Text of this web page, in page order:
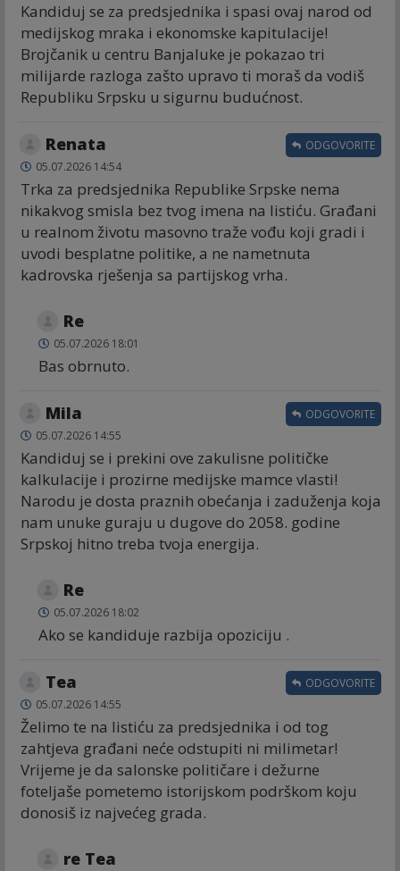
Kandiduj se za predsjednika i spasi ovaj narod od
medijskog mraka i ekonomske kapitulacije!
Brojčanik u centru Banjaluke je pokazao tri
milijarde razloga zašto upravo ti moraš da vodiš
Republiku Srpsku u sigurnu budućnost.
Renata
05.07.2026 14:54
Trka za predsjednika Republike Srpske nema
nikakvog smisla bez tvog imena na listiću. Građani
u realnom životu masovno traže vođu koji gradi i
uvodi besplatne politike, a ne nametnuta
kadrovska rješenja sa partijskog vrha.
ODGOVORITE
Re
05.07.2026 18:01
Bas obrnuto.
Mila
05.07.2026 14:55
Kandiduj se i prekini ove zakulisne političke
kalkulacije i prozirne medijske mamce vlasti!
Narodu je dosta praznih obećanja i zaduženja koja
nam unuke guraju u dugove do 2058. godine
Srpskoj hitno treba tvoja energija.
ODGOVORITE
Re
05.07.2026 18:02
Ako se kandiduje razbija opoziciju .
Tea
05.07.2026 14:55
Želimo te na listiću za predsjednika i od tog
zahtjeva građani neće odstupiti ni milimetar!
Vrijeme je da salonske političare i dežurne
foteljaše pometemo istorijskom podrškom koju
donosiš iz najvećeg grada.
ODGOVORITE
re Tea